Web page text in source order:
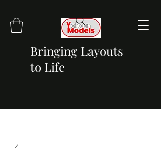
Bringing Layouts
to Life